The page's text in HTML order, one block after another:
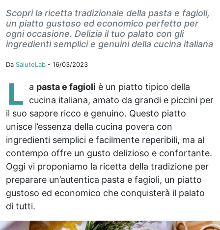
Scopri la ricetta tradizionale della pasta e fagioli,
un piatto gustoso ed economico perfetto per
ogni occasione. Delizia il tuo palato con gli
ingredienti semplici e genuini della cucina italiana
Da SaluteLab - 16/03/2023
L a pasta e fagioli è un piatto tipico della
cucina italiana, amato da grandi e piccini per
il suo sapore ricco e genuino. Questo piatto
unisce l’essenza della cucina povera con
ingredienti semplici e facilmente reperibili, ma al
contempo offre un gusto delizioso e confortante.
Oggi vi proponiamo la ricetta della tradizione per
preparare un’autentica pasta e fagioli, un piatto
gustoso ed economico che conquisterà il palato
di tutti.